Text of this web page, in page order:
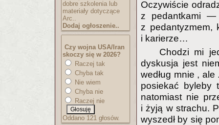
dobre szkolenia lub
materiały dotyczące
Arc..
Dodaj ogłoszenie..
Czy wojna USA/Iran
skoczy się w 2026?
Raczej tak
Chyba tak
Nie wiem
Chyba nie
Raczej nie
Oddano 121 głosów.
Oczywiście
z pedantkami —
z pedantyzmem,
i karierze…
Chodzi mi
dyskusja jest
według mnie ,
posiekać byleby
natomiast nie
i żyją w strachu.
wyszedł by się